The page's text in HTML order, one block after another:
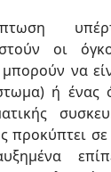
οι
να
ή ένας
προκύπτει σε